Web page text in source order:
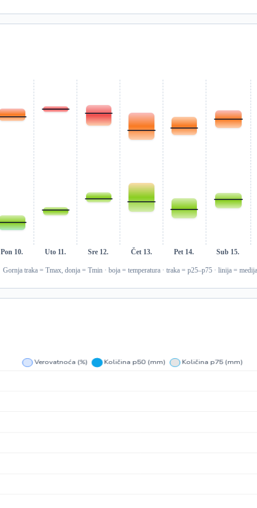
Pon 10. Uto 11. Sre 12. Čet 13. Pet 14. Sub 15.
Gornja traka = Tmax, donja = Tmin · boja = temperatura · traka = p25–p75 · linija =